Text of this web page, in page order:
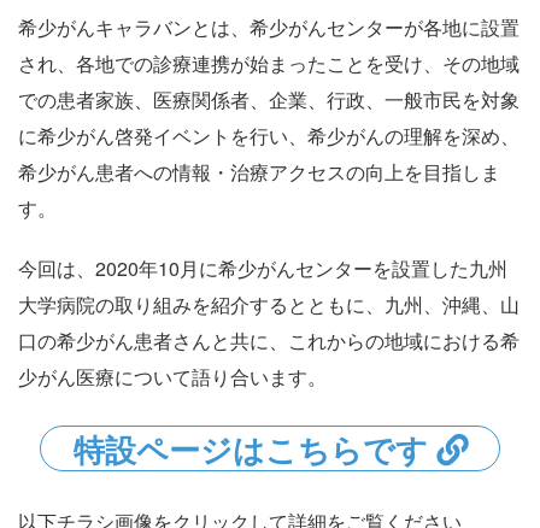
希少がんキャラバンとは、希少がんセンターが各地に設置
され、各地での診療連携が始まったことを受け、その地域
での患者家族、医療関係者、企業、行政、一般市民を対象
に希少がん啓発イベントを行い、希少がんの理解を深め、
希少がん患者への情報・治療アクセスの向上を目指しま
す。
今回は、2020年10月に希少がんセンターを設置した九州
大学病院の取り組みを紹介するとともに、九州、沖縄、山
口の希少がん患者さんと共に、これからの地域における希
少がん医療について語り合います。
特設ページはこちらです
以下チラシ画像をクリックして詳細をご覧ください